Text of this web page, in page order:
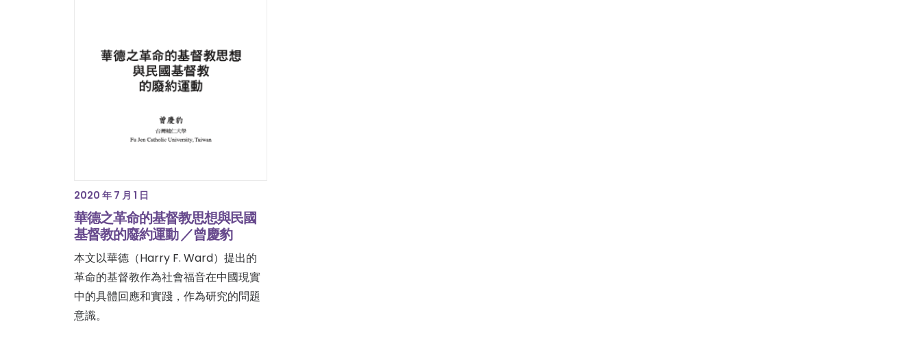
2020 年 7 月 1 日
華德之革命的基督教思想與民國
基督教的廢約運動 ／曾慶豹
本文以華德（Harry F. Ward）提出的
革命的基督教作為社會福音在中國現實
中的具體回應和實踐，作為研究的問題
意識。